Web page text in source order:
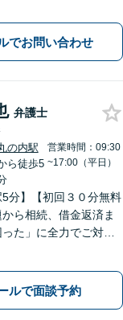
できます【相続遺
司法書士とも連携可
でお問い合わせ
弁護士
の内駅
ら徒歩5
営業時間：09:30
~17:00（平日）
5分】【初回３０分無料
ら相続、借金返済ま
た」に全力でご対
話しやすい弁護士で
にご相談を！
ルで面談予約